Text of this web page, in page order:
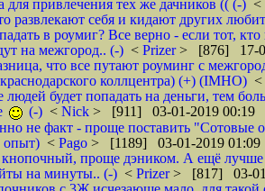
для привлечения тех же дачников (( (-) <
развлекают себя и кидают других
в роумиг? Все верно - если тот,
на межгород.. (-) < Prizer> [876] 17-
что все путают роуминг с
коллцентра) (+) (IMHO) <
будет попадать на деньги, тем
(-) < Nick > [911] 03-01-2019 00:19
не факт - проще поставить "Сотовые
< Pago > [1189] 03-01-2019 01:09
проще дэником. А ещё лучше
на минуты.. (-) < Prizer> [817] 03-